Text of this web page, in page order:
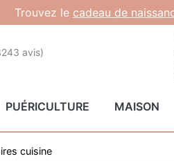
Trouvez le cadeau de
avis)
PUÉRICULTURE MAISON
cuisine